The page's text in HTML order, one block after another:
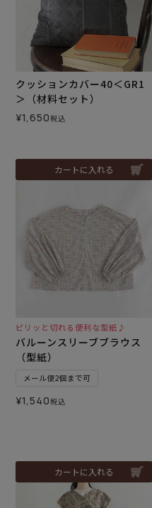
クッションカバー40＜GR1
＞（材料セット）
¥1,650税込
カートに入れる
ピリッと切れる便利な型紙♪
バルーンスリーブブラウス
（型紙）
メール便2個まで可
¥1,540税込
カートに入れる